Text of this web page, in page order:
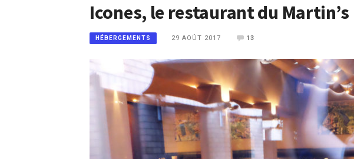
Icones, le restaurant du Martin’s
HÉBERGEMENTS 29 AOÛT 2017 13